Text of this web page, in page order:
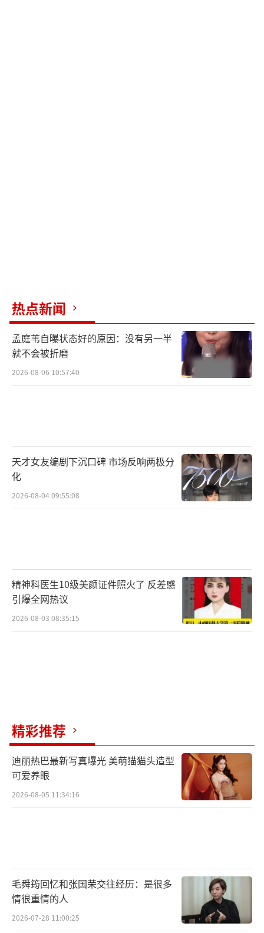
热点新闻
孟庭苇自曝状态好的原因：没有另一半
就不会被折磨
2026-08-06 10:57:40
天才女友编剧下沉口碑 市场反响两极分
化
2026-08-04 09:55:08
精神科医生10级美颜证件照火了 反差感
引爆全网热议
2026-08-03 08:35:15
精彩推荐
迪丽热巴最新写真曝光 美萌猫猫头造型
可爱养眼
2026-08-05 11:34:16
毛舜筠回忆和张国荣交往经历：是很多
情很重情的人
2026-07-28 11:00:25